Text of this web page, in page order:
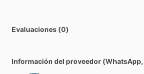
Evaluaciones (0)
Información del proveedor